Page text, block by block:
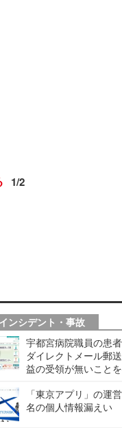
1/2
インシデント・事故
宇都宮病院職員の患
ダイレクトメール郵
益の受領が無いこと
「東京アプリ」の運
名の個人情報漏えい